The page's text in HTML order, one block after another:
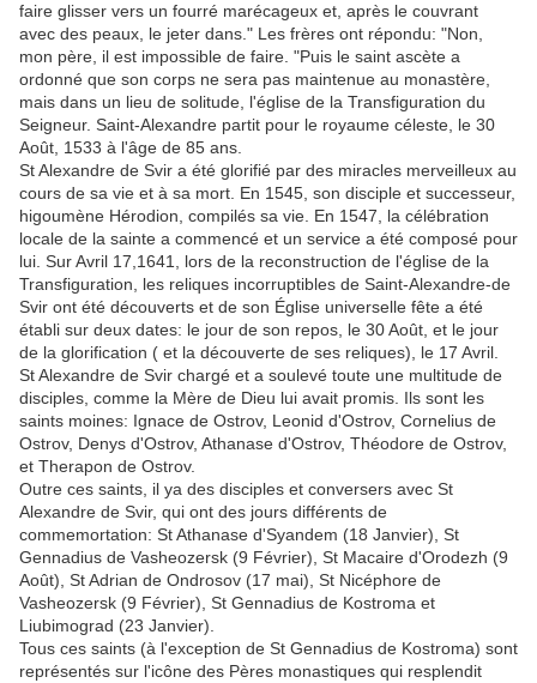
faire glisser vers un fourré marécageux et, après le couvrant
avec des peaux, le jeter dans." Les frères ont répondu: "Non,
mon père, il est impossible de faire. "Puis le saint ascète a
ordonné que son corps ne sera pas maintenue au monastère,
mais dans un lieu de solitude, l'église de la Transfiguration du
Seigneur. Saint-Alexandre partit pour le royaume céleste, le 30
Août, 1533 à l'âge de 85 ans.
St Alexandre de Svir a été glorifié par des miracles merveilleux au
cours de sa vie et à sa mort. En 1545, son disciple et successeur,
higoumène Hérodion, compilés sa vie. En 1547, la célébration
locale de la sainte a commencé et un service a été composé pour
lui. Sur Avril 17,1641, lors de la reconstruction de l'église de la
Transfiguration, les reliques incorruptibles de Saint-Alexandre-de
Svir ont été découverts et de son Église universelle fête a été
établi sur deux dates: le jour de son repos, le 30 Août, et le jour
de la glorification ( et la découverte de ses reliques), le 17 Avril.
St Alexandre de Svir chargé et a soulevé toute une multitude de
disciples, comme la Mère de Dieu lui avait promis. Ils sont les
saints moines: Ignace de Ostrov, Leonid d'Ostrov, Cornelius de
Ostrov, Denys d'Ostrov, Athanase d'Ostrov, Théodore de Ostrov,
et Therapon de Ostrov.
Outre ces saints, il ya des disciples et conversers avec St
Alexandre de Svir, qui ont des jours différents de
commemortation: St Athanase d'Syandem (18 Janvier), St
Gennadius de Vasheozersk (9 Février), St Macaire d'Orodezh (9
Août), St Adrian de Ondrosov (17 mai), St Nicéphore de
Vasheozersk (9 Février), St Gennadius de Kostroma et
Liubimograd (23 Janvier).
Tous ces saints (à l'exception de St Gennadius de Kostroma) sont
représentés sur l'icône des Pères monastiques qui resplendit